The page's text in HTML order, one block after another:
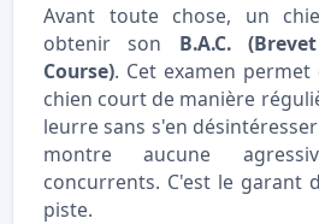
Avant toute chose, un
obtenir son B.A.C.
Course). Cet examen
chien court de manière
leurre sans s'en
montre aucune
concurrents. C'est le garant
piste.